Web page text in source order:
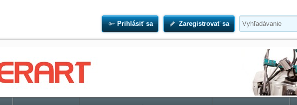
Prihlásiť sa Zaregistrovať sa